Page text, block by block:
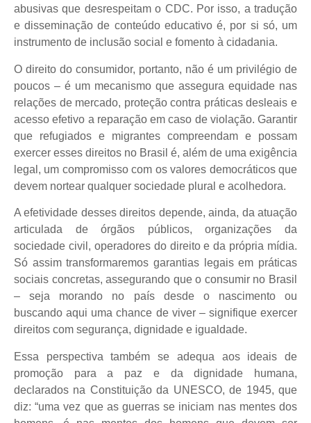
abusivas que desrespeitam o CDC. Por isso, a tradução
e disseminação de conteúdo educativo é, por si só, um
instrumento de inclusão social e fomento à cidadania.
O direito do consumidor, portanto, não é um privilégio de
poucos – é um mecanismo que assegura equidade nas
relações de mercado, proteção contra práticas desleais e
acesso efetivo a reparação em caso de violação. Garantir
que refugiados e migrantes compreendam e possam
exercer esses direitos no Brasil é, além de uma exigência
legal, um compromisso com os valores democráticos que
devem nortear qualquer sociedade plural e acolhedora.
A efetividade desses direitos depende, ainda, da atuação
articulada de órgãos públicos, organizações da
sociedade civil, operadores do direito e da própria mídia.
Só assim transformaremos garantias legais em práticas
sociais concretas, assegurando que o consumir no Brasil
– seja morando no país desde o nascimento ou
buscando aqui uma chance de viver – signifique exercer
direitos com segurança, dignidade e igualdade.
Essa perspectiva também se adequa aos ideais de
promoção para a paz e da dignidade humana,
declarados na Constituição da UNESCO, de 1945, que
diz: “uma vez que as guerras se iniciam nas mentes dos